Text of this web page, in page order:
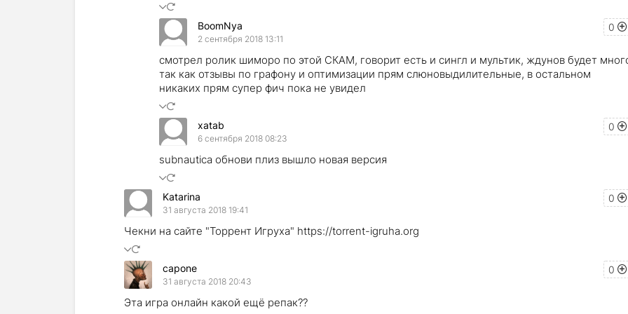
0
BoomNya
2 сентября 2018 13:11
смотрел ролик шиморо по этой СКАМ, говорит есть и сингл и мультик, ждунов будет
так как отзывы по графону и оптимизации прям слюновыдилительные, в остальном
никаких прям супер фич пока не увидел
0
хatab
6 сентября 2018 08:23
subnautica обнови плиз вышло новая версия
0
Katarina
31 августа 2018 19:41
Чекни на сайте "Торрент Игруха" https://torrent-igruha.org
0
capone
31 августа 2018 20:43
Эта игра онлайн какой ещё репак??